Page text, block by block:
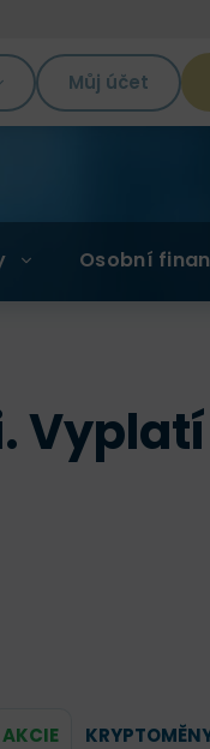
Můj účet
Osobní
AKCIE